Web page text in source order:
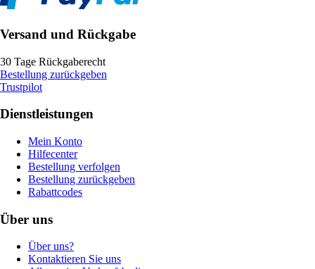
Versand und Rückgabe
30 Tage Rückgaberecht
Bestellung zurückgeben
Trustpilot
Dienstleistungen
Mein Konto
Hilfecenter
Bestellung verfolgen
Bestellung zurückgeben
Rabattcodes
Über uns
Über uns?
Kontaktieren Sie uns